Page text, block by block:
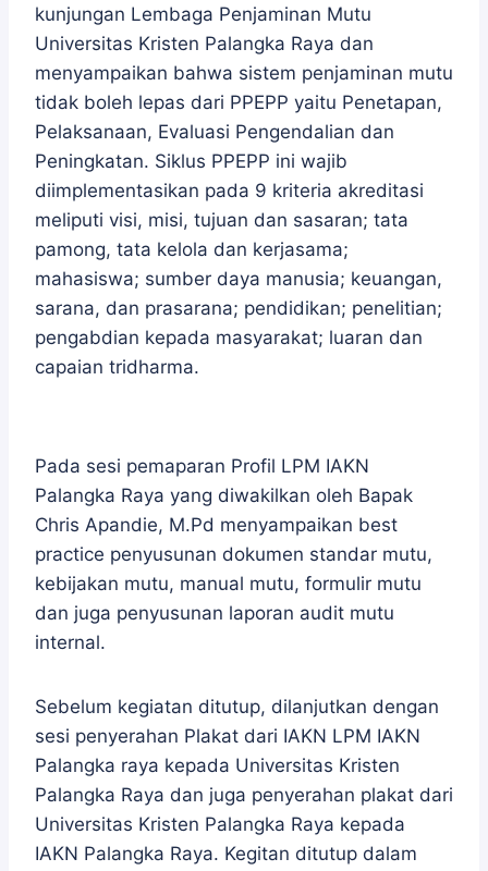
kunjungan Lembaga Penjaminan Mutu
Universitas Kristen Palangka Raya dan
menyampaikan bahwa sistem penjaminan mutu
tidak boleh lepas dari PPEPP yaitu Penetapan,
Pelaksanaan, Evaluasi Pengendalian dan
Peningkatan. Siklus PPEPP ini wajib
diimplementasikan pada 9 kriteria akreditasi
meliputi visi, misi, tujuan dan sasaran; tata
pamong, tata kelola dan kerjasama;
mahasiswa; sumber daya manusia; keuangan,
sarana, dan prasarana; pendidikan; penelitian;
pengabdian kepada masyarakat; luaran dan
capaian tridharma.
Pada sesi pemaparan Profil LPM IAKN
Palangka Raya yang diwakilkan oleh Bapak
Chris Apandie, M.Pd menyampaikan best
practice penyusunan dokumen standar mutu,
kebijakan mutu, manual mutu, formulir mutu
dan juga penyusunan laporan audit mutu
internal.
Sebelum kegiatan ditutup, dilanjutkan dengan
sesi penyerahan Plakat dari IAKN LPM IAKN
Palangka raya kepada Universitas Kristen
Palangka Raya dan juga penyerahan plakat dari
Universitas Kristen Palangka Raya kepada
IAKN Palangka Raya. Kegitan ditutup dalam